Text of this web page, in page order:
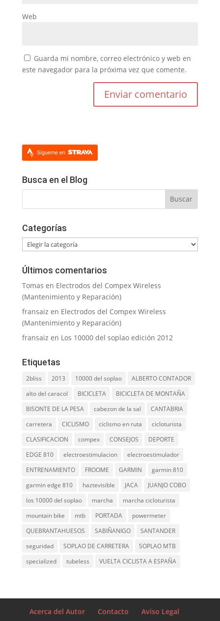
Web
Guarda mi nombre, correo electrónico y web en
este navegador para la próxima vez que comente.
Sígueme en
Busca en el Blog
Categorías
Categorías
Últimos comentarios
Tomas en Electrodos del Compex Wireless
(Mantenimiento y Reparación)
fransaiz en Electrodos del Compex Wireless
(Mantenimiento y Reparación)
fransaiz en Los 10000 del soplao edición 2012
Etiquetas
2bliss 2013 10000 del soplao
ALBERTO CONTADOR
alto del caracol
BICICLETA
BICICLETA DE MONTAÑA
BISONTE DE LA PESA
cabezon de la sal
CANTABRIA
carretera
CICLISMO ciclismo en ruta
cicloturista
CLASIFICACION
compex CONSEJOS
DEPORTE
EDGE 810
electroestimulacion
electroestimulador
ENTRENAMIENTO
FROOME GARMIN
garmin 810
garmin edge 810
haztevisible JACA
JUANJO COBO
los 10000 del soplao
marcha
marcha cicloturista
mountain bike
mtb PORTADA
powermeter
QUEBRANTAHUESOS
SABIÑANIGO
SANTANDER
seguridad
SOPLAO DE CARRETERA
SOPLAO MTB
specialized
tubeless VUELTA CICLISTA A ESPAÑA
Acerca del Autor Contacto Aviso Legal